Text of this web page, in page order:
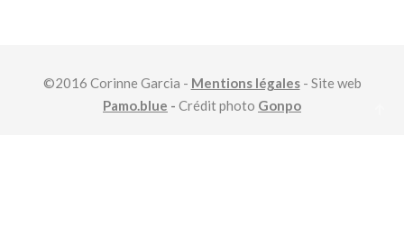
©2016 Corinne Garcia - Mentions légales- Site web
Pamo.blue - Crédit photo Gonpo